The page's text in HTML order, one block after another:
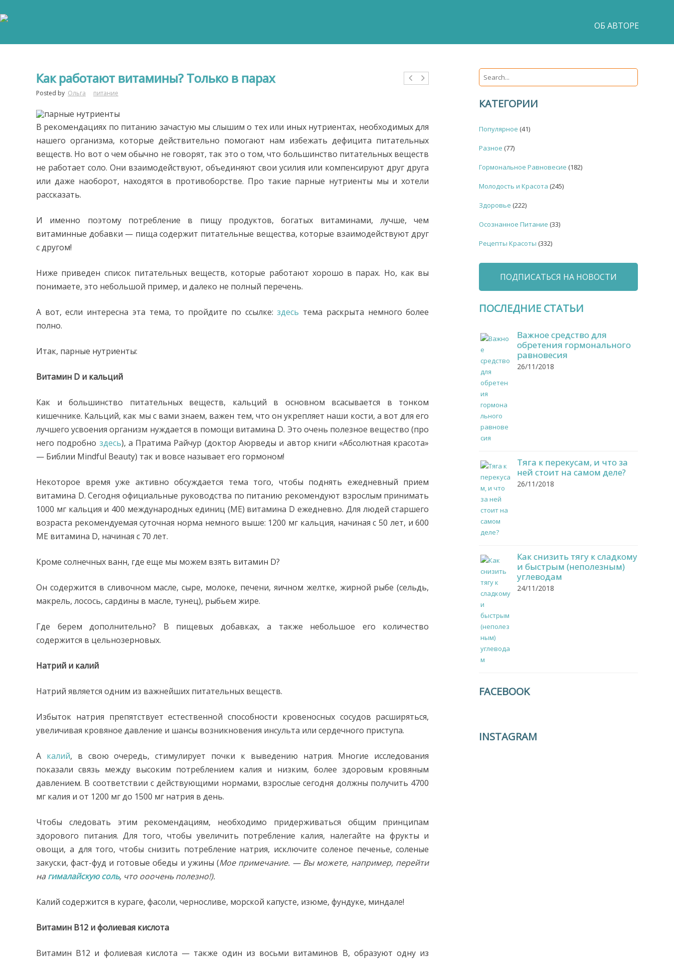
ОБ АВТОРЕ
Как работают витамины? Только в парах
Posted by Ольга питание
В рекомендациях по питанию зачастую мы слышим о тех или иных нутриентах, необходимых для
нашего организма, которые действительно помогают нам избежать дефицита питательных
веществ. Но вот о чем обычно не говорят, так это о том, что большинство питательных веществ
не работает соло. Они взаимодействуют, объединяют свои усилия или компенсируют друг друга
или даже наоборот, находятся в противоборстве. Про такие парные нутриенты мы и хотели
рассказать.
И именно поэтому потребление в пищу продуктов, богатых витаминами, лучше, чем
витаминные добавки — пища содержит питательные вещества, которые взаимодействуют друг
с другом!
Ниже приведен список питательных веществ, которые работают хорошо в парах. Но, как вы
понимаете, это небольшой пример, и далеко не полный перечень.
А вот, если интересна эта тема, то пройдите по ссылке:здесь тема раскрыта немного более
полно.
Итак, парные нутриенты:
Витамин D и кальций
Как и большинство питательных веществ, кальций в основном всасывается в тонком
кишечнике. Кальций, как мы с вами знаем, важен тем, что он укрепляет наши кости, а вот для его
лучшего усвоения организм нуждается в помощи витамина D. Это очень полезное вещество (про
него подробно здесь), а Пратима Райчур (доктор Аюрведы и автор книги «Абсолютная красота»
— Библии Mindful Beauty) так и вовсе называет его гормоном!
Некоторое время уже активно обсуждается тема того, чтобы поднять ежедневный прием
витамина D. Сегодня официальные руководства по питанию рекомендуют взрослым принимать
1000 мг кальция и 400 международных единиц (МЕ) витамина D ежедневно. Для людей старшего
возраста рекомендуемая суточная норма немного выше: 1200 мг кальция, начиная с 50 лет, и 600
МЕ витамина D, начиная с 70 лет.
Кроме солнечных ванн, где еще мы можем взять витамин D?
Он содержится в сливочном масле, сыре, молоке, печени, яичном желтке, жирной рыбе (сельдь,
макрель, лосось, сардины в масле, тунец), рыбьем жире.
Где берем дополнительно? В пищевых добавках, а также небольшое его количество
содержится в цельнозерновых.
Натрий и калий
Натрий является одним из важнейших питательных веществ.
Избыток натрия препятствует естественной способности кровеносных сосудов расширяться,
увеличивая кровяное давление и шансы возникновения инсульта или сердечного приступа.
А калий, в свою очередь, стимулирует почки к выведению натрия. Многие исследования
показали связь между высоким потреблением калия и низким, более здоровым кровяным
давлением. В соответствии с действующими нормами, взрослые сегодня должны получить 4700
мг калия и от 1200 мг до 1500 мг натрия в день.
Чтобы следовать этим рекомендациям, необходимо придерживаться общим принципам
здорового питания. Для того, чтобы увеличить потребление калия, налегайте на фрукты и
овощи, а для того, чтобы снизить потребление натрия, исключите соленое печенье, соленые
закуски, фаст-фуд и готовые обеды и ужины (Мое примечание. — Вы можете, например, перейти
на гималайскую соль, что ооочень полезно!).
Калий содержится в кураге, фасоли, черносливе, морской капусте, изюме, фундуке, миндале!
Витамин В12 и фолиевая кислота
Витамин В12 и фолиевая кислота — также один из восьми витаминов B, образуют одну из
КАТЕГОРИИ
Популярное (41)
Разное (77)
Гормональное Равновесие (182)
Молодость и Красота (245)
Здоровье (222)
Осознанное Питание (33)
Рецепты Красоты (332)
ПОДПИСАТЬСЯ НА НОВОСТИ
ПОСЛЕДНИЕ СТАТЬИ
Важное средство для
обретения гормонального
равновесия
26/11/2018
Тяга к перекусам, и что за
ней стоит на самом деле?
26/11/2018
Как снизить тягу к сладкому
и быстрым (неполезным)
углеводам
24/11/2018
FACEBOOK
INSTAGRAM